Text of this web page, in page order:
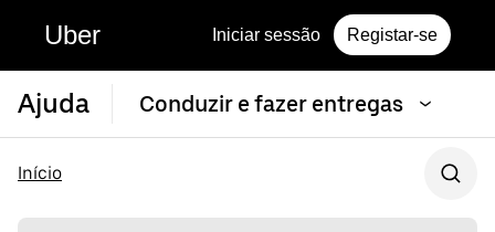
Uber Iniciar sessão Registar-se
Ajuda Conduzir e fazer entregas
Início